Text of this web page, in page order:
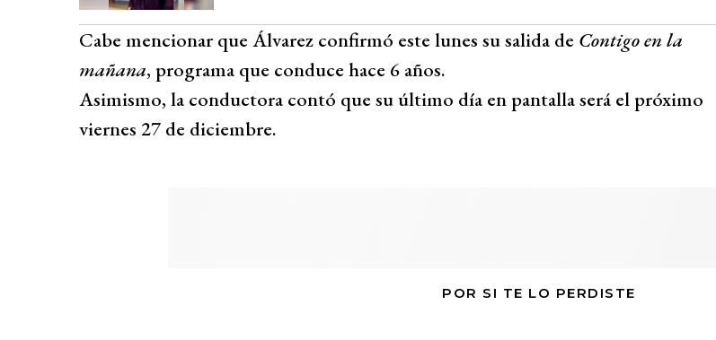
Cabe mencionar que Álvarez confirmó este lunes su salida de Contigo en la
mañana, programa que conduce hace 6 años.
Asimismo, la conductora contó que su último día en pantalla será el próximo
viernes 27 de diciembre.
POR SI TE LO PERDISTE